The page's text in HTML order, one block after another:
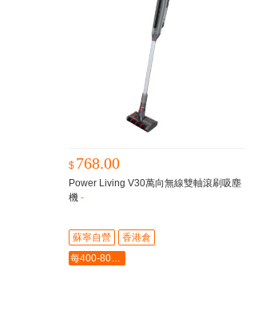
$ 768.00
Power Living V30萬向無線雙軸滾刷吸塵
機 -
蘇寧自營
香港倉
每400-80最多-2000